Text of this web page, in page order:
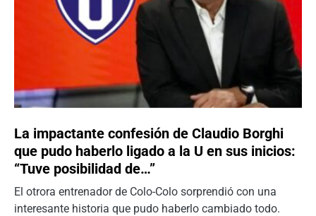
La impactante confesión de Claudio Borghi
que pudo haberlo ligado a la U en sus inicios:
“Tuve posibilidad de…”
El otrora entrenador de Colo-Colo sorprendió con una
interesante historia que pudo haberlo cambiado todo.